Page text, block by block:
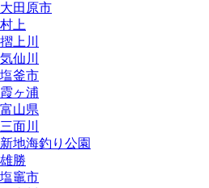
大田原市
村上
摺上川
気仙川
塩釜市
霞ヶ浦
富山県
三面川
新地海釣り公園
雄勝
塩竈市